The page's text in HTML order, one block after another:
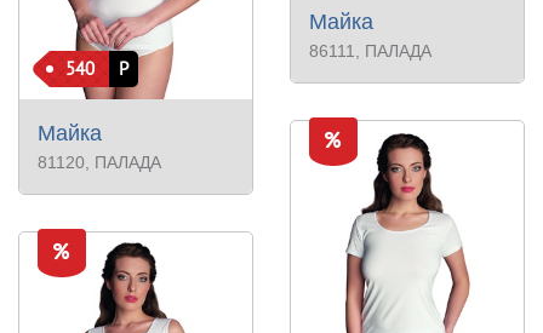
540 Р
Майка
81120 , ПАЛАДА
Майка
86111, ПАЛАДА